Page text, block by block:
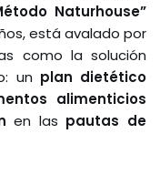
Naturhouse”
está avalado por
como la solución
un plan dietético
alimenticios
en las pautas de